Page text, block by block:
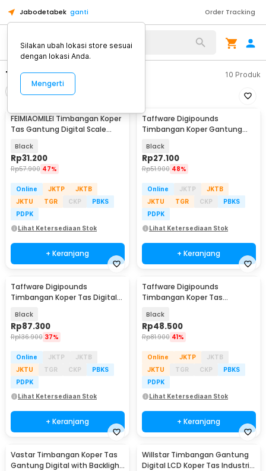
Jabodetabek ganti Order Tracking
Alat Kopi
Timbangan Koper 10 Produk
Urutkan
FEIMIAOMILEI Timbangan Koper
Tas Gantung Digital Scale
Black
Rp31.200
Rp57.900 47%
Online JKTP
JKTB
JKTU
TGR CKP
PBKS
PDPK
Lihat Ketersediaan Stok
+ Keranjang
Taffware Digipounds
Timbangan Koper Gantung
OCS-3
Black
Rp27.100
Rp51.900 48%
Online JKTP
JKTB
JKTU
TGR CKP
PBKS
PDPK
Lihat Ketersediaan Stok
+ Keranjang
Taffware Digipounds
Timbangan Koper Tas Digital
Black
Rp87.300
Rp136.900 37%
Online JKTP
JKTB
JKTU
TGR CKP
PBKS
PDPK
Lihat Ketersediaan Stok
+ Keranjang
Taffware Digipounds
Timbangan Koper Tas
WH-A08
Black
Rp48.500
Rp81.900 41%
Online JKTP
JKTB
JKTU
TGR CKP
PBKS
PDPK
Lihat Ketersediaan Stok
+ Keranjang
Vastar Timbangan Koper Tas
Gantung Digital with Backlight
Baru
Willstar Timbangan Gantung
Digital LCD Koper Tas Industri
Silakan ubah lokasi store sesuai
dengan lokasi Anda.
Mengerti